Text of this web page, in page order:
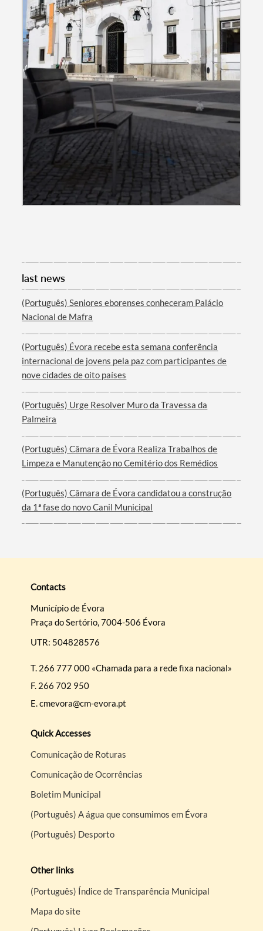
Search term
Categories
Filters
last news
(Português) Seniores eborenses conheceram Palácio
Nacional de Mafra
(Português) Évora recebe esta semana conferência
internacional de jovens pela paz com participantes de
nove cidades de oito países
(Português) Urge Resolver Muro da Travessa da
Palmeira
(Português) Câmara de Évora Realiza Trabalhos de
Limpeza e Manutenção no Cemitério dos Remédios
(Português) Câmara de Évora candidatou a construção
da 1ª fase do novo Canil Municipal
Contacts
Município de Évora
Praça do Sertório, 7004-506 Évora
UTR: 504828576
T. 266 777 000 «Chamada para a rede fixa nacional»
F. 266 702 950
E.cmevora@cm-evora.pt
Quick Accesses
Comunicação de Roturas
Comunicação de Ocorrências
Boletim Municipal
(Português) A água que consumimos em Évora
(Português) Desporto
Other links
(Português) Índice de Transparência Municipal
Mapa do site